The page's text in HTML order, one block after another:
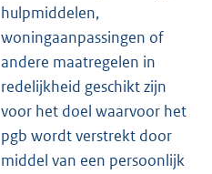
hulpmiddelen,
woningaanpassingen of
andere maatregelen in
redelijkheid geschikt zijn
voor het doel waarvoor het
pgb wordt verstrekt door
middel van een persoonlijk